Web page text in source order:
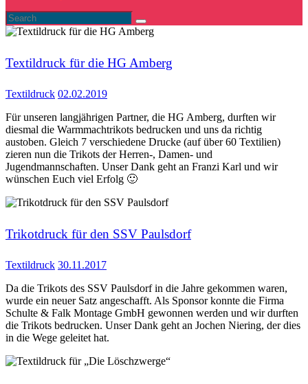
Textildruck für die HG Amberg
Textildruck 02.02.2019
Für unseren langjährigen Partner, die HG Amberg, durften wir
diesmal die Warmmachtrikots bedrucken und uns da richtig
austoben. Gleich 7 verschiedene Drucke (auf über 60 Textilien)
zieren nun die Trikots der Herren-, Damen- und
Jugendmannschaften. Unser Dank geht an Franzi Karl und wir
wünschen Euch viel Erfolg 🙂
Trikotdruck für den SSV Paulsdorf
Textildruck 30.11.2017
Da die Trikots des SSV Paulsdorf in die Jahre gekommen waren,
wurde ein neuer Satz angeschafft. Als Sponsor konnte die Firma
Schulte & Falk Montage GmbH gewonnen werden und wir durften
die Trikots bedrucken. Unser Dank geht an Jochen Niering, der dies
in die Wege geleitet hat.